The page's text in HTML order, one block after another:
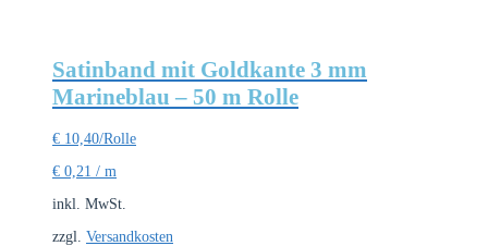
Satinband mit Goldkante 3 mm
Marineblau – 50 m Rolle
€ 10,40/Rolle
€ 0,21 / m
inkl. MwSt.
zzgl. Versandkosten